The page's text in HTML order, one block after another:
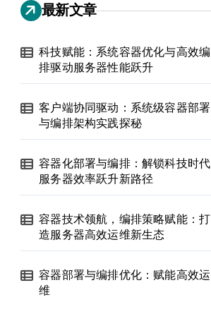
最新文章
科技赋能：系统容器优化与高效编
排驱动服务器性能跃升
客户端协同驱动：系统级容器部署
与编排架构实践探秘
容器化部署与编排：解锁科技时代
服务器效率跃升新路径
容器技术领航，编排策略赋能：打
造服务器高效运维新生态
容器部署与编排优化：赋能高效运
维